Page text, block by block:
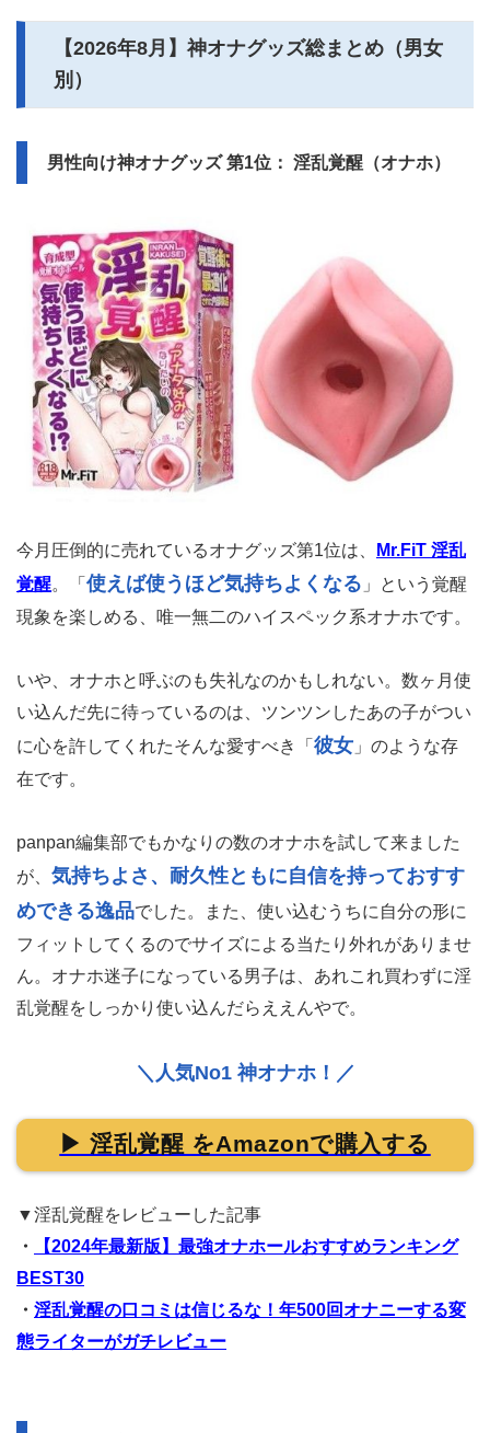
【2026年8月 】神オナグッズ総まとめ（男女
別）
男性向け神オナグッズ 第1位： 淫乱覚醒（オナホ）
今月圧倒的に売れているオナグッズ第1位は、
Mr.FiT 淫乱
覚醒。「 使えば使うほど気持ちよくなる 」という覚醒
現象を楽しめる、唯一無二のハイスペック系オナホです。
いや、オナホと呼ぶのも失礼なのかもしれない。数ヶ月使
い込んだ先に待っているのは、ツンツンしたあの子がつい
に心を許してくれたそんな愛すべき「 彼女 」のような存
在です。
panpan編集部でもかなりの数のオナホを試して来ました
が、 気持ちよさ、耐久性ともに自信を持っておすす
めできる逸品でした。また、使い込むうちに自分の形に
フィットしてくるのでサイズによる当たり外れがありませ
ん。オナホ迷子になっている男子は、あれこれ買わずに淫
乱覚醒をしっかり使い込んだらええんやで。
＼人気No1 神オナホ！／
▶ 淫乱覚醒 をAmazonで購入する
▼淫乱覚醒をレビューした記事
・
【2024年最新版】最強オナホールおすすめランキング
BEST30
・ 淫乱覚醒の口コミは信じるな！年500回オナニーする変
態ライターがガチレビュー